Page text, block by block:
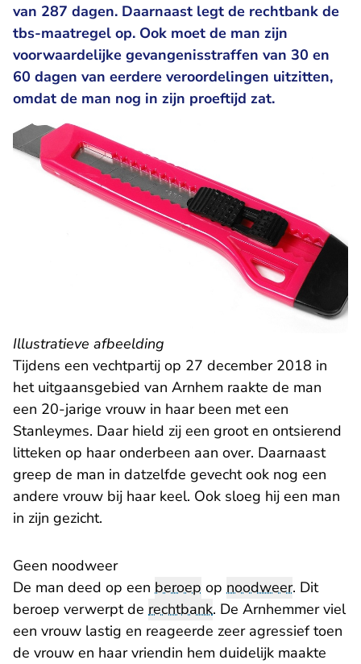
van 287 dagen. Daarnaast legt de rechtbank de
tbs-maatregel op. Ook moet de man zijn
voorwaardelijke gevangenisstraffen van 30 en
60 dagen van eerdere veroordelingen uitzitten,
omdat de man nog in zijn proeftijd zat.
Illustratieve afbeelding
Tijdens een vechtpartij op 27 december 2018 in
het uitgaansgebied van Arnhem raakte de man
een 20-jarige vrouw in haar been met een
Stanleymes. Daar hield zij een groot en ontsierend
litteken op haar onderbeen aan over. Daarnaast
greep de man in datzelfde gevecht ook nog een
andere vrouw bij haar keel. Ook sloeg hij een man
in zijn gezicht.
Geen noodweer
De man deed op een beroep op noodweer. Dit
beroep verwerpt de rechtbank. De Arnhemmer viel
een vrouw lastig en reageerde zeer agressief toen
de vrouw en haar vriendin hem duidelijk maakte